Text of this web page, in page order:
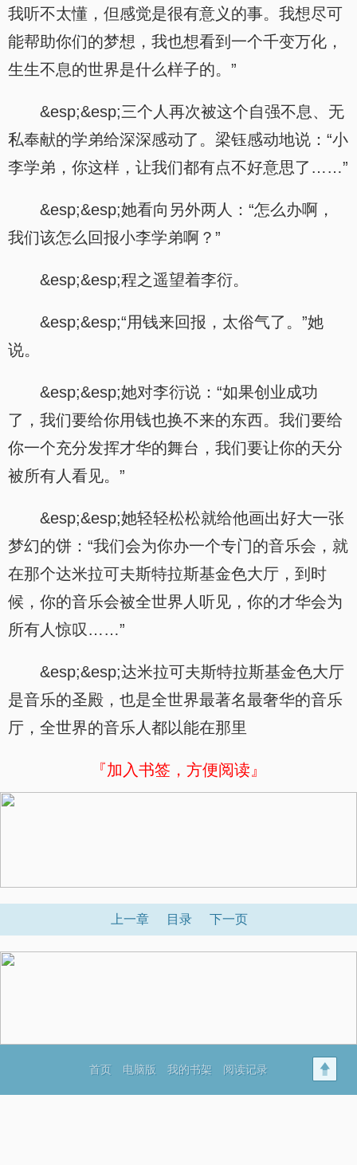
我听不太懂，但感觉是很有意义的事。我想尽可
能帮助你们的梦想，我也想看到一个千变万化，
生生不息的世界是什么样子的。”
&esp;&esp;三个人再次被这个自强不息、无
私奉献的学弟给深深感动了。梁钰感动地说：“小
李学弟，你这样，让我们都有点不好意思了……”
&esp;&esp;她看向另外两人：“怎么办啊，
我们该怎么回报小李学弟啊？”
&esp;&esp;程之遥望着李衍。
&esp;&esp;“用钱来回报，太俗气了。”她
说。
&esp;&esp;她对李衍说：“如果创业成功
了，我们要给你用钱也换不来的东西。我们要给
你一个充分发挥才华的舞台，我们要让你的天分
被所有人看见。”
&esp;&esp;她轻轻松松就给他画出好大一张
梦幻的饼：“我们会为你办一个专门的音乐会，就
在那个达米拉可夫斯特拉斯基金色大厅，到时
候，你的音乐会被全世界人听见，你的才华会为
所有人惊叹……”
&esp;&esp;达米拉可夫斯特拉斯基金色大厅
是音乐的圣殿，也是全世界最著名最奢华的音乐
厅，全世界的音乐人都以能在那里
『加入书签，方便阅读』
上一章 目录 下一页
首页 电脑版 我的书架 阅读记录